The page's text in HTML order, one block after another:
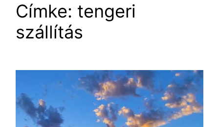
Címke: tengeri
szállítás